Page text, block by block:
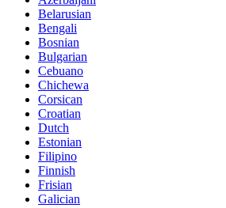
Belarusian
Bengali
Bosnian
Bulgarian
Cebuano
Chichewa
Corsican
Croatian
Dutch
Estonian
Filipino
Finnish
Frisian
Galician